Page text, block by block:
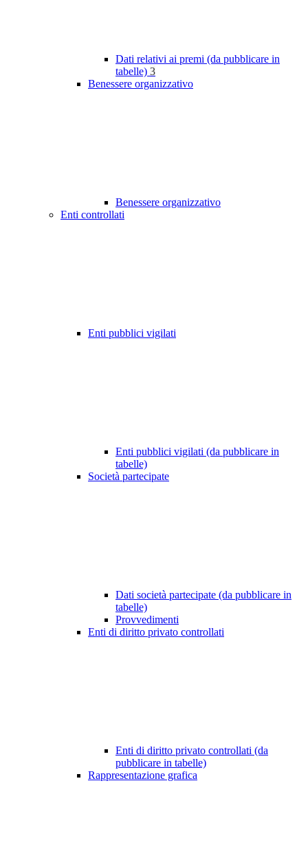
Dati relativi ai premi (da pubblicare in
tabelle) 3
Benessere organizzativo
Benessere organizzativo
Enti controllati
Enti pubblici vigilati
Enti pubblici vigilati (da pubblicare in
tabelle)
Società partecipate
Dati società partecipate (da pubblicare in
tabelle)
Provvedimenti
Enti di diritto privato controllati
Enti di diritto privato controllati (da
pubblicare in tabelle)
Rappresentazione grafica